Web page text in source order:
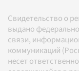
Свидетельство о
выдано
связи,
коммуникаций
несет